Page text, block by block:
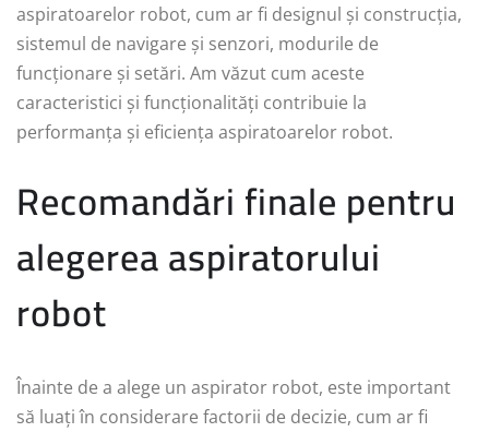
aspiratoarelor robot, cum ar fi designul și construcția,
sistemul de navigare și senzori, modurile de
funcționare și setări. Am văzut cum aceste
caracteristici și funcționalități contribuie la
performanța și eficiența aspiratoarelor robot.
Recomandări finale pentru
alegerea aspiratorului
robot
Înainte de a alege un aspirator robot, este important
să luați în considerare factorii de decizie, cum ar fi